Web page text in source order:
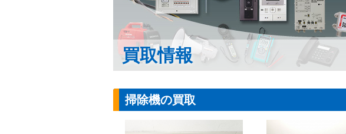
買取情報
掃除機の買取
【クリーナー】マキタ